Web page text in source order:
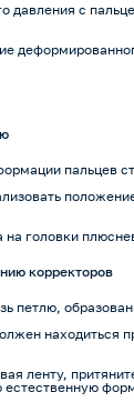
давления с
пальцев
на головки
корректоров
петлю,
находиться
ленту,
естественную